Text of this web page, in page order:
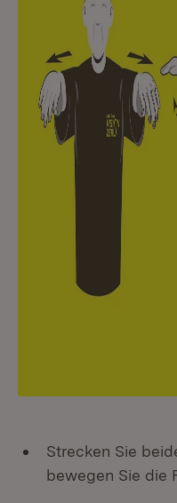
Strecken Sie
bewegen Sie die